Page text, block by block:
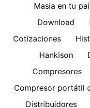
Masia en tu
Download
Cotizaciones
Hankison
Compresores
Compresor portátil
Distribuidores